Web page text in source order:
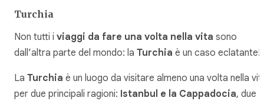
Turchia
Non tutti i viaggi da fare una volta nella vita sono
dall’altra parte del mondo: la Turchia è un caso eclatante!
La Turchia è un luogo da visitare almeno una volta nella
per due principali ragioni: Istanbul e la Cappadocia, due